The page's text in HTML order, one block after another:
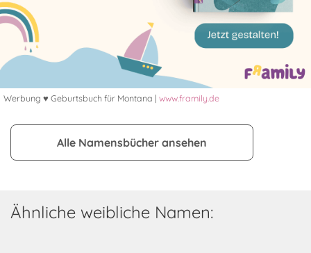
Werbung ♥ Geburtsbuch für Montana | www.framily.de
Alle Namensbücher ansehen
Ähnliche weibliche Namen: